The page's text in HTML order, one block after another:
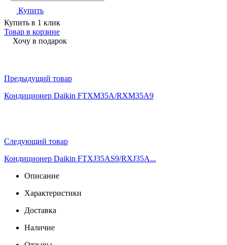
Купить
Купить в 1 клик
Товар в корзине
Хочу в подарок
Предыдущий товар
Кондиционер Daikin FTXM35A/RXM35A9
Следующий товар
Кондиционер Daikin FTXJ35AS9/RXJ35A...
Описание
Характеристики
Доставка
Наличие